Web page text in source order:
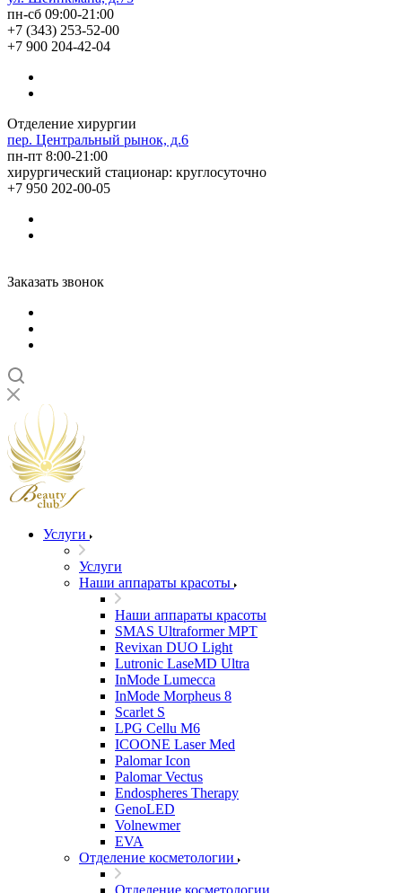
пн-сб 09:00-21:00
+7 (343) 253-52-00
+7 900 204-42-04
Отделение хирургии
пер. Центральный рынок, д.6
пн-пт 8:00-21:00
хирургический стационар: круглосуточно
+7 950 202-00-05
Заказать звонок
Услуги
Услуги
Наши аппараты красоты
Наши аппараты красоты
SMAS Ultraformer MPT
Revixan DUO Light
Lutronic LaseMD Ultra
InMode Lumecca
InMode Morpheus 8
Scarlet S
LPG Cellu M6
ICOONE Laser Med
Palomar Icon
Palomar Vectus
Endospheres Therapy
GenoLED
Volnewmer
EVA
Отделение косметологии
Отделение косметологии